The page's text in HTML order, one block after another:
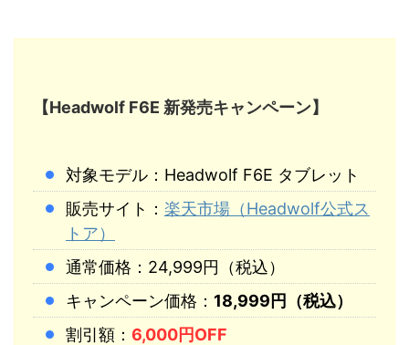
【Headwolf F6E 新発売キャンペーン】
対象モデル：Headwolf F6E タブレット
販売サイト： 楽天市場（Headwolf公式ス
トア）
通常価格：24,999円（税込）
キャンペーン価格： 18,999円（税込）
割引額： 6,000円OFF